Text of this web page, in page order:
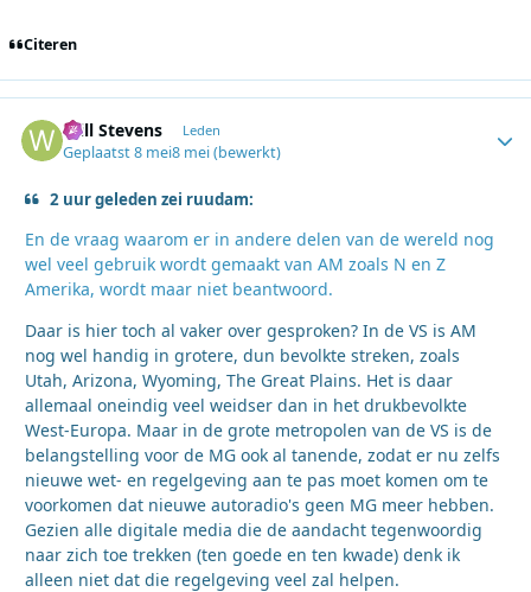
Citeren
Will Stevens Leden
Geplaatst8 mei8 mei(bewerkt)
2 uur geleden zei ruudam:
En de vraag waarom er in andere delen van de wereld nog
wel veel gebruik wordt gemaakt van AM zoals N en Z
Amerika, wordt maar niet beantwoord.
Daar is hier toch al vaker over gesproken? In de VS is AM
nog wel handig in grotere, dun bevolkte streken, zoals
Utah, Arizona, Wyoming, The Great Plains. Het is daar
allemaal oneindig veel weidser dan in het drukbevolkte
West-Europa. Maar in de grote metropolen van de VS is de
belangstelling voor de MG ook al tanende, zodat er nu zelfs
nieuwe wet- en regelgeving aan te pas moet komen om te
voorkomen dat nieuwe autoradio's geen MG meer hebben.
Gezien alle digitale media die de aandacht tegenwoordig
naar zich toe trekken (ten goede en ten kwade) denk ik
alleen niet dat die regelgeving veel zal helpen.